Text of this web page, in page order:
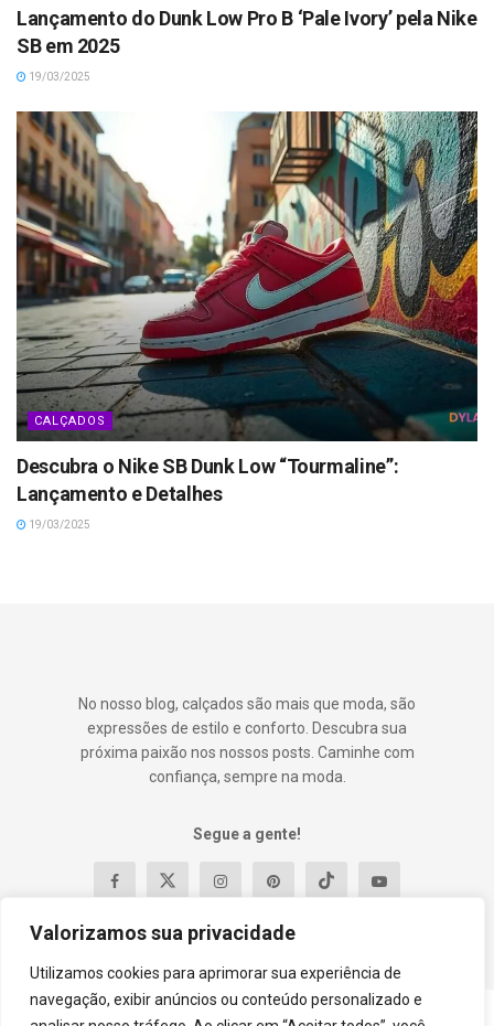
Valorizamos sua privacidade
Utilizamos cookies para aprimorar sua experiência de
navegação, exibir anúncios ou conteúdo personalizado e
Lançamento do Dunk Low Pro B ‘Pale Ivory’ pela Nike
SB em 2025
19/03/2025
CALÇADOS
Descubra o Nike SB Dunk Low “Tourmaline”:
Lançamento e Detalhes
19/03/2025
No nosso blog, calçados são mais que moda, são
expressões de estilo e conforto. Descubra sua
próxima paixão nos nossos posts. Caminhe com
confiança, sempre na moda.
Segue a gente!